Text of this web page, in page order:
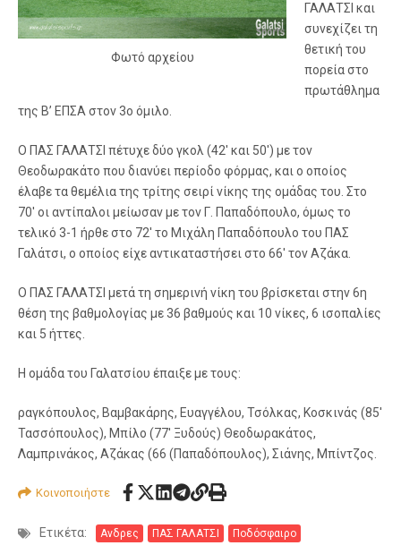
Φωτό αρχείου
ΓΑΛΑΤΣΙ και
συνεχίζει τη
θετική του
πορεία στο
πρωτάθλημα
της Β’ ΕΠΣΑ στον 3ο όμιλο.
Ο ΠΑΣ ΓΑΛΑΤΣΙ πέτυχε δύο γκολ (42′ και 50′) με τον
Θεοδωρακάτο που διανύει περίοδο φόρμας, και ο οποίος
έλαβε τα θεμέλια της τρίτης σειρί νίκης της ομάδας του. Στο
70′ οι αντίπαλοι μείωσαν με τον Γ. Παπαδόπουλο, όμως το
τελικό 3-1 ήρθε στο 72′ το Μιχάλη Παπαδόπουλο του ΠΑΣ
Γαλάτσι, ο οποίος είχε αντικαταστήσει στο 66′ τον Αζάκα.
Ο ΠΑΣ ΓΑΛΑΤΣΙ μετά τη σημερινή νίκη του βρίσκεται στην 6η
θέση της βαθμολογίας με 36 βαθμούς και 10 νίκες, 6 ισοπαλίες
και 5 ήττες.
Η ομάδα του Γαλατσίου έπαιξε με τους:
ραγκόπουλος, Βαμβακάρης, Ευαγγέλου, Τσόλκας, Κοσκινάς (85′
Τασσόπουλος), Μπίλο (77′ Ξυδούς) Θεοδωρακάτος,
Λαμπρινάκος, Αζάκας (66 (Παπαδόπουλος), Σιάνης, Μπίντζος.
Κοινοποιήστε
Ετικέτα: Ανδρες ΠΑΣ ΓΑΛΑΤΣΙ Ποδόσφαιρο